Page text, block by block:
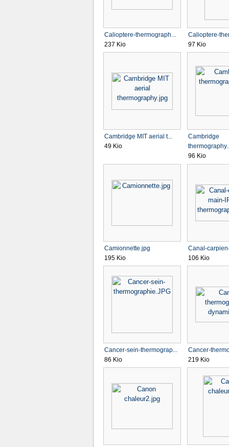
Calioptere-thermograph...
237 Kio
Calioptere-
97 Kio
Cambridge MIT aerial t...
49 Kio
Cambridge
96 Kio
Camionnette.jpg
195 Kio
Canal-
106 Kio
Cancer-sein-thermograp...
86 Kio
Cancer-
219 Kio